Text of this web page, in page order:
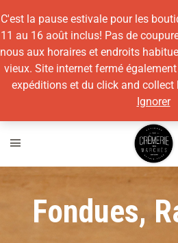
C'est la pause estivale pour les
11 au 16 août inclus! Pas de
nous aux horaires et endroits
vieux. Site internet fermé
expéditions et du click and collect
Ignorer
Fondues,